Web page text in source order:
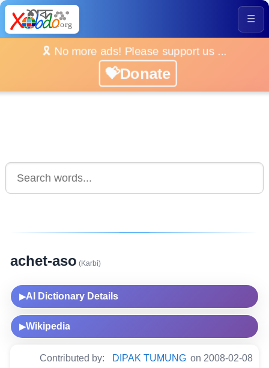
☰
🎗️ No more ads! Please support us ...
💝Donate
achet-aso (Karbi)
▶AI Dictionary Details
▶Wikipedia
Contributed by: DIPAK TUMUNG on 2008-02-08